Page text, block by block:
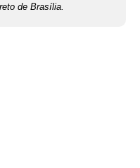
de Brasília.